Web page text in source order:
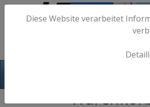
Diese Website verarbeitet